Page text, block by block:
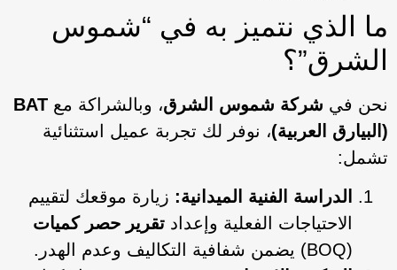
ما الذي نتميز به في “شموس
الشرق”؟
نحن في شركة شموس الشرق، وبالشراكة مع BAT
(البيارق العربية)، نوفر لك تجربة عميل استثنائية
تشمل:
الدراسة الفنية الميدانية: زيارة موقعك لتقييم
الاحتياجات الفعلية وإعداد تقرير حصر كميات
(BOQ) يضمن شفافية التكاليف وعدم الهدر.